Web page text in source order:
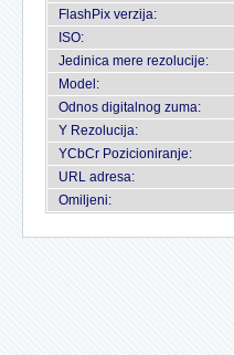
FlashPix verzija:
ISO:
Jedinica mere rezolucije:
Model:
Odnos digitalnog zuma:
Y Rezolucija:
YCbCr Pozicioniranje:
URL adresa:
Omiljeni: